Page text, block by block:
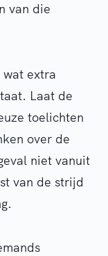
van die
wat extra
Laat de
toelichten
over de
niet vanuit
van de strijd